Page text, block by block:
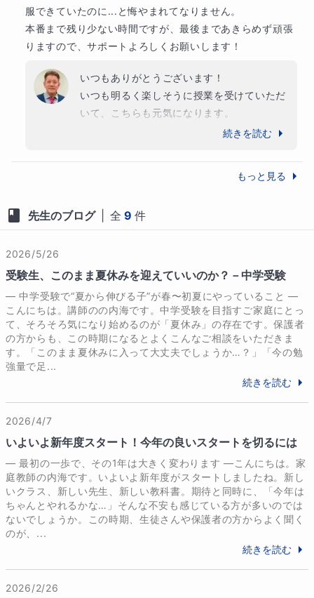
服できていたのに...と悔やまれてなりません。
本番まで残り少ない時間ですが、最後まであきらめず頑張
りますので、サポートよろしくお願いします！
いつもありがとうございます！
いつも明るく楽しそうに授業を受けていただ
いて、こちらも元気になります。
受験まで残りあと僅かですので、悔いの残ら
体調だけは気をつけて、元気で走り切りまし
続きを読む
もっと見る
先生のブログ 全 9 件
2026/5/26
受験生、このまま夏休みを迎えていいのか？－中学受験
― 中学受験で“夏から伸びる子”が春〜初夏にやっていること ―
こんにちは。講師のの内海です。中学受験を目指すご家庭にとっ
て、そろそろ気になり始めるのが「夏休み」の存在です。保護者
の方からも、この時期になるとよくこんなご相談をいただきま
す。「このまま夏休みに入って大丈夫でしょうか…？」「今の勉
強量で足...
続きを読む
2026/4/7
いよいよ新年度スタート！今年の良いスタートを切るには
― 最初の一歩で、その1年は大きく変わります ―こんにちは。家
庭教師の内海です。いよいよ新年度がスタートしましたね。新し
いクラス、新しい先生、新しい教科書。期待と同時に、「今年は
ちゃんとやれるかな…」そんな不安も感じている方が多いのでは
ないでしょうか。この時期、生徒さんや保護者の方からよく聞く
のが、...
続きを読む
2026/2/26